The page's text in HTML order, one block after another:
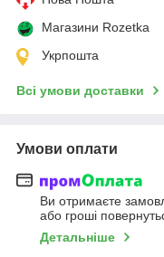
Магазини Rozetka
Укрпошта
Всі умови доставки
Умови оплати
Ви отримаєте
або гроші
Детальніше